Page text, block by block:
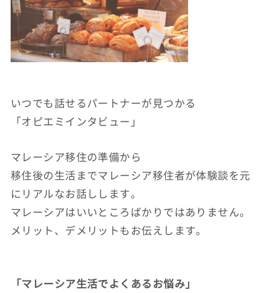
いつでも話せるパートナーが見つかる
「オピエミインタビュー」
マレーシア移住の準備から
移住後の生活までマレーシア移住者が体験談を元
にリアルなお話しします。
マレーシアはいいところばかりではありません。
メリット、デメリットもお伝えします。
「マレーシア生活でよくあるお悩み」